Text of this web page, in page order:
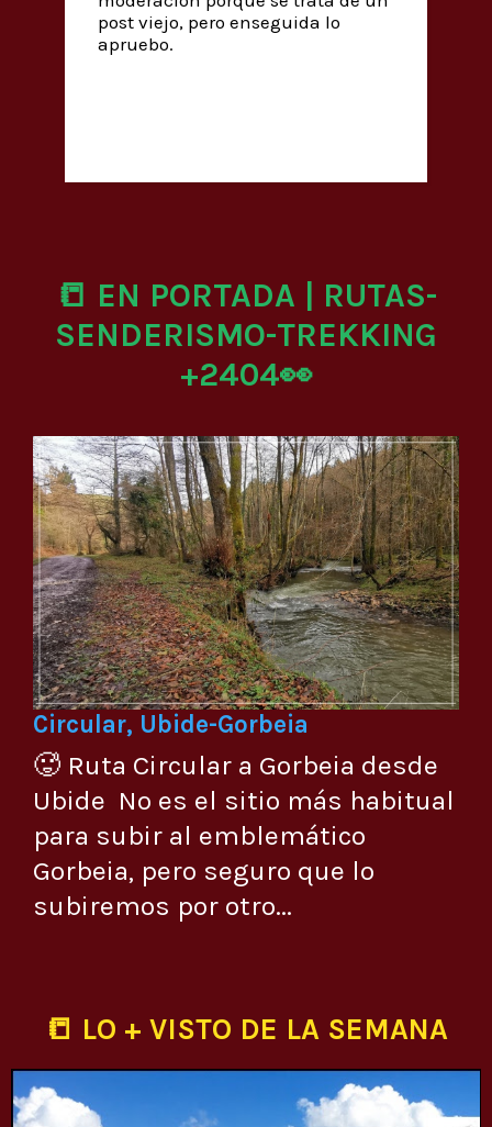
post viejo, pero enseguida lo
apruebo.
📒 EN PORTADA | RUTAS-
SENDERISMO-TREKKING
+2404👀
Circular, Ubide-Gorbeia
🥵 Ruta Circular a Gorbeia desde
Ubide No es el sitio más habitual
para subir al emblemático
Gorbeia, pero seguro que lo
subiremos por otro...
📒 LO + VISTO DE LA SEMANA